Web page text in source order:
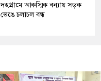
দহগ্রামে আকস্মিক বন্যায় সড়ক
ভেঙে চলাচল বন্ধ